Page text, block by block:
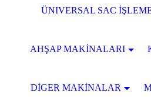
ÜNIVERSAL SAC
AHŞAP MAKİNALARI
DİGER MAKİNALAR